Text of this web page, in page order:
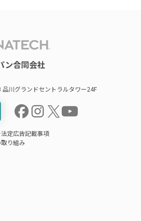
ン合同会社
川グランドセントラルタワー24F
法定広告記載事項
り組み